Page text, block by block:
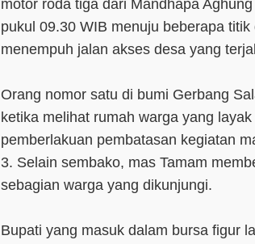
motor roda tiga dari Mandhapa
pukul 09.30 WIB menuju beberapa
menempuh jalan akses desa yang
Orang nomor satu di bumi Gerbang
ketika melihat rumah warga yang
pemberlakuan pembatasan kegiatan
3. Selain sembako, mas Tamam
sebagian warga yang dikunjungi.
Bupati yang masuk dalam bursa figur